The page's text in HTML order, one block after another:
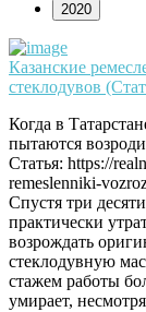
2020
Казанские
стеклодувов
Когда в
пытаются
Статья: https://
remeslenniki-
Спустя три
практически
возрождать
стеклодувную
стажем работы
умирает,